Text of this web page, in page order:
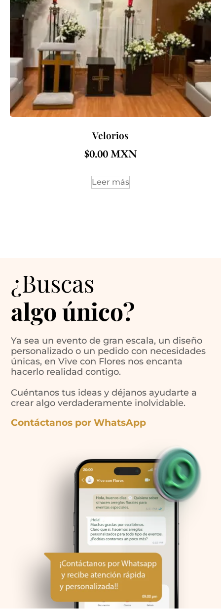
Velorios
$0.00
Leer más
¿Buscas
algo único?
Ya sea un evento de gran escala, un diseño
personalizado o un pedido con necesidades
únicas, en Vive con Flores nos encanta
hacerlo realidad contigo.
Cuéntanos tus ideas y déjanos ayudarte a
crear algo verdaderamente inolvidable.
Contáctanos por WhatsApp